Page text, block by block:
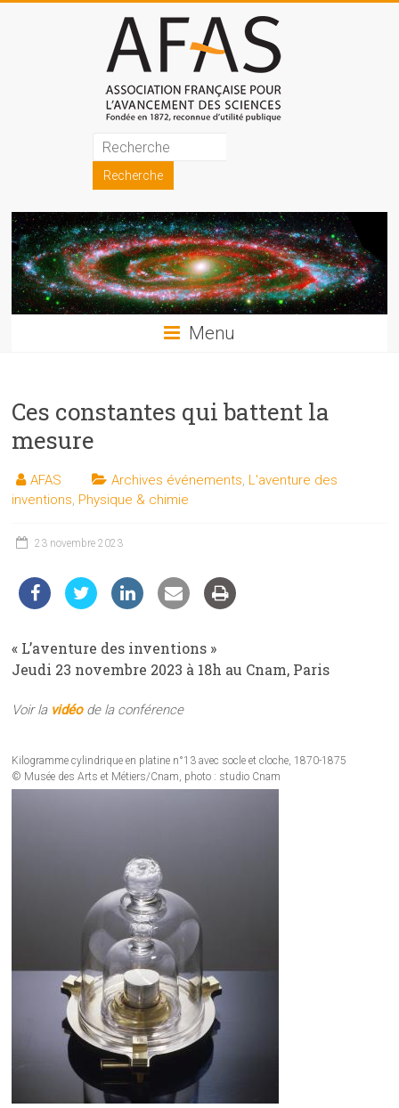
Association
française
pour
l'avancement
des
sciences
les
sciences
et
les
techniques
du
Menu
Ces constantes qui battent la
mesure
AFAS Archives événements L'aventure des
inventions Physique & chimie
23 novembre 2023
« L’aventure des inventions »
Jeudi 23 novembre 2023 à 18h au Cnam, Paris
Voir la vidéode la conférence
Kilogramme cylindrique en platine n°13 avec socle et cloche, 1870-1875
© Musée des Arts et Métiers/Cnam, photo : studio Cnam